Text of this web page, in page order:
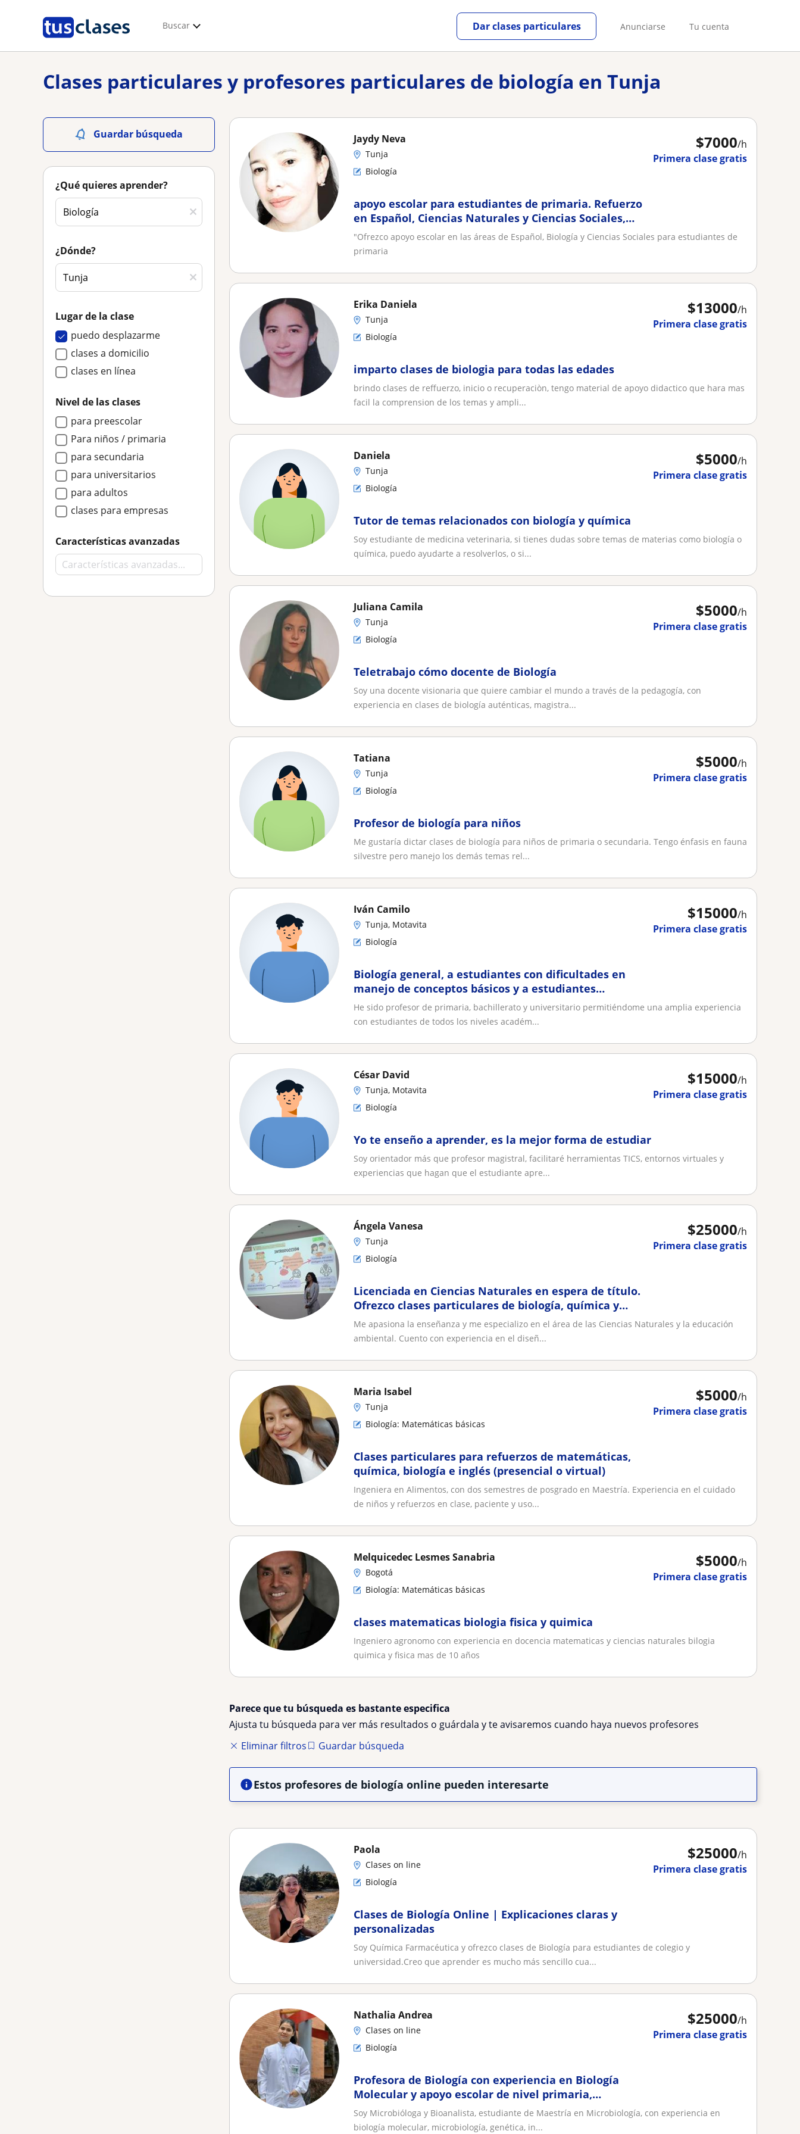
Buscar Anunciarse Tu cuenta
Dar clases particulares
Clases particulares y profesores particulares de biología en Tunja
Guardar búsqueda
¿Qué quieres aprender?
¿Dónde?
Lugar de la clase
puedo desplazarme
clases a domicilio
clases en línea
Nivel de las clases
para preescolar
Para niños / primaria
para secundaria
para universitarios
para adultos
clases para empresas
Características avanzadas
$7000/h
Primera clase gratis
Jaydy Neva
Tunja
Biología
apoyo escolar para estudiantes de primaria. Refuerzo
en Español, Ciencias Naturales y Ciencias Sociales,
apoyo en tareas, lectura
"Ofrezco apoyo escolar en las áreas de Español, Biología y Ciencias Sociales para estudiantes de
primaria
$13000/h
Primera clase gratis
Erika Daniela
Tunja
Biología
imparto clases de biologia para todas las edades
brindo clases de reffuerzo, inicio o recuperaciòn, tengo material de apoyo didactico que hara mas
facil la comprension de los temas y ampli...
$5000/h
Primera clase gratis
Daniela
Tunja
Biología
Tutor de temas relacionados con biología y química
Soy estudiante de medicina veterinaria, si tienes dudas sobre temas de materias como biología o
química, puedo ayudarte a resolverlos, o si...
$5000/h
Primera clase gratis
Juliana Camila
Tunja
Biología
Teletrabajo cómo docente de Biología
Soy una docente visionaria que quiere cambiar el mundo a través de la pedagogía, con
experiencia en clases de biología auténticas, magistra...
$5000/h
Primera clase gratis
Tatiana
Tunja
Biología
Profesor de biología para niños
Me gustaría dictar clases de biología para niños de primaria o secundaria. Tengo énfasis en fauna
silvestre pero manejo los demás temas rel...
$15000/h
Primera clase gratis
Iván Camilo
Tunja, Motavita
Biología
Biología general, a estudiantes con dificultades en
manejo de conceptos básicos y a estudiantes
avanzados que quieran profundizar en
comportamiento animal, etología y afines de niveles
He sido profesor de primaria, bachillerato y universitario permitiéndome una amplia experiencia
con estudiantes de todos los niveles académ...
$15000/h
Primera clase gratis
César David
Tunja, Motavita
Biología
Yo te enseño a aprender, es la mejor forma de estudiar
Soy orientador más que profesor magistral, facilitaré herramientas TICS, entornos virtuales y
experiencias que hagan que el estudiante apre...
$25000/h
Primera clase gratis
Ángela Vanesa
Tunja
Biología
Licenciada en Ciencias Naturales en espera de título.
Ofrezco clases particulares de biología, química y
ciencias ambientales. per
Me apasiona la enseñanza y me especializo en el área de las Ciencias Naturales y la educación
ambiental. Cuento con experiencia en el diseñ...
$5000/h
Primera clase gratis
Maria Isabel
Tunja
Biología: Matemáticas básicas
Clases particulares para refuerzos de matemáticas,
química, biología e inglés (presencial o virtual)
Ingeniera en Alimentos, con dos semestres de posgrado en Maestría. Experiencia en el cuidado
de niños y refuerzos en clase, paciente y uso...
$5000/h
Primera clase gratis
Melquicedec Lesmes Sanabria
Bogotá
Biología: Matemáticas básicas
clases matematicas biologia fisica y quimica
Ingeniero agronomo con experiencia en docencia matematicas y ciencias naturales bilogia
quimica y fisica mas de 10 años
Parece que tu búsqueda es bastante especifica
Ajusta tu búsqueda para ver más resultados o guárdala y te avisaremos cuando haya nuevos profesores
Eliminar filtros
Guardar búsqueda
Estos profesores de biología online pueden interesarte
$25000/h
Primera clase gratis
Paola
Clases on line
Biología
Clases de Biología Online | Explicaciones claras y
personalizadas
Soy Química Farmacéutica y ofrezco clases de Biología para estudiantes de colegio y
universidad.Creo que aprender es mucho más sencillo cua...
$25000/h
Primera clase gratis
Nathalia Andrea
Clases on line
Biología
Profesora de Biología con experiencia en Biología
Molecular y apoyo escolar de nivel primaria,
bachillerato y universitario
Soy Microbióloga y Bioanalista, estudiante de Maestría en Microbiología, con experiencia en
biología molecular, microbiología, genética, in...